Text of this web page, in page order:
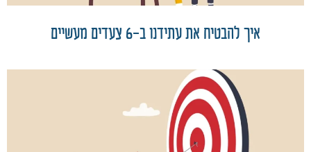
איך להבטיח את עתידנו ב-6 צעדים מעשיים